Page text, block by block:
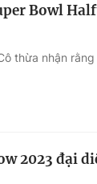
Bowl
thừa nhận
2023 đại